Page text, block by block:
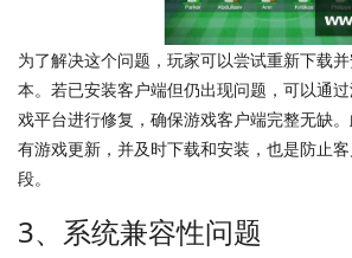
为了解决这个问题，玩家可以尝试重新下载
本。若已安装客户端但仍出现问题，可以通
戏平台进行修复，确保游戏客户端完整无缺
有游戏更新，并及时下载和安装，也是防止
段。
3、系统兼容性问题